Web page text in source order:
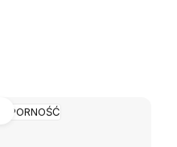
ODPORNOŚĆ